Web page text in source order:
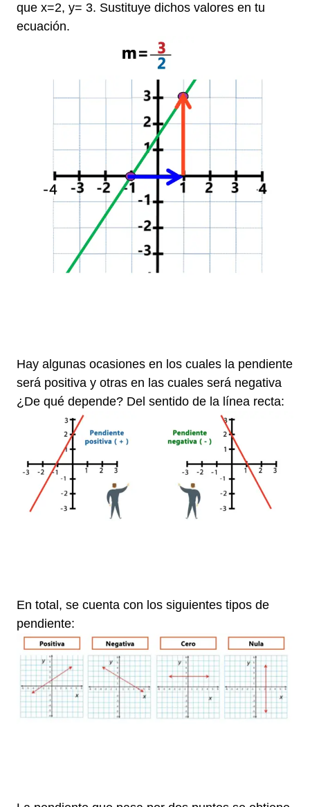
que x=2, y= 3. Sustituye dichos valores en tu
ecuación.
Hay algunas ocasiones en los cuales la pendiente
será positiva y otras en las cuales será negativa
¿De qué depende? Del sentido de la línea recta:
En total, se cuenta con los siguientes tipos de
pendiente: